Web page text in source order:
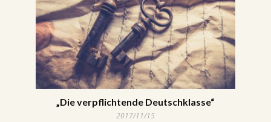
„Die verpflichtende Deutschklasse“
2017/11/15